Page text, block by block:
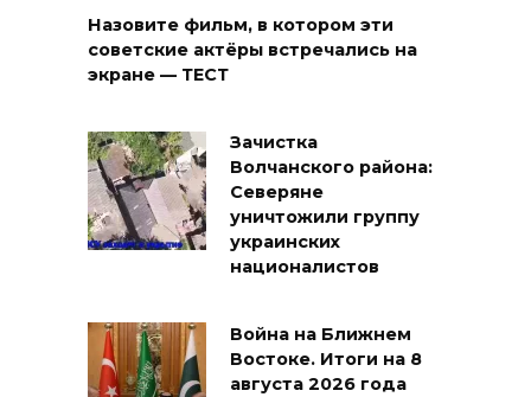
Назовите фильм, в котором эти
советские актёры встречались на
экране — ТЕСТ
Зачистка
Волчанского района:
Северяне
уничтожили группу
украинских
националистов
Война на Ближнем
Востоке. Итоги на 8
августа 2026 года